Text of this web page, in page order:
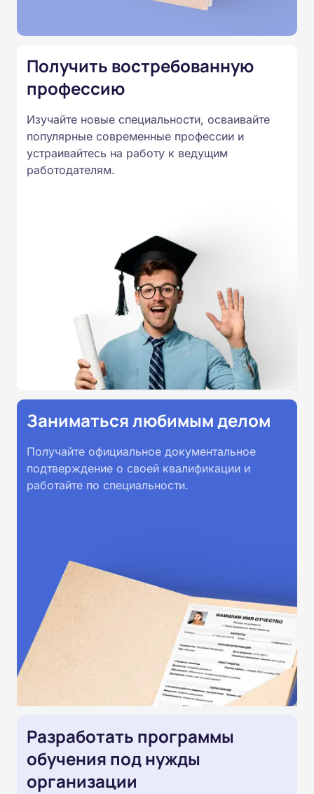
Подготовка ведется по всем
России от 14.07.2023 N 534 в
соответствии с Федеральными
образовательными стандартами
профессионального образования.
Удостоверения и дипломы о
Получить востребованную
профессию
Изучайте новые специальности, осваивайте
популярные современные профессии и
устраивайтесь на работу к ведущим
работодателям.
Заниматься любимым делом
Получайте официальное документальное
подтверждение о своей квалификации и
работайте по специальности.
Разработать программы
обучения под нужды
организации